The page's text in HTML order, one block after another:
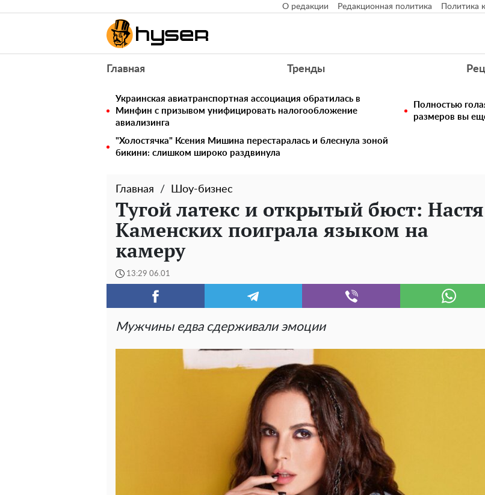
О редакции Редакционная политика Политика
Главная Тренды
Украинская авиатранспортная ассоциация обратилась в
Минфин с призывом унифицировать налогообложение
авиализинга
Полностью
размеров вы
"Холостячка" Ксения Мишина перестаралась и блеснула зоной
бикини: слишком широко раздвинула
Главная Шоу-бизнес
Тугой латекс и открытый бюст: Настя
Каменских поиграла языком на
камеру
13:29 06.01
Мужчины едва сдерживали эмоции